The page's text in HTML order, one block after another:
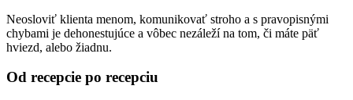
Neosloviť klienta menom, komunikovať stroho a s pravopisnými
chybami je dehonestujúce a vôbec nezáleží na tom, či máte päť
hviezd, alebo žiadnu.
Od recepcie po recepciu